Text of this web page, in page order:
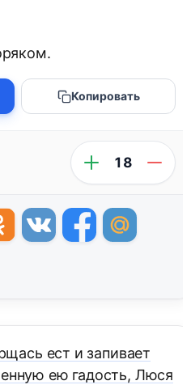
Копировать
18
ест и запивает
ею гадость, Люся